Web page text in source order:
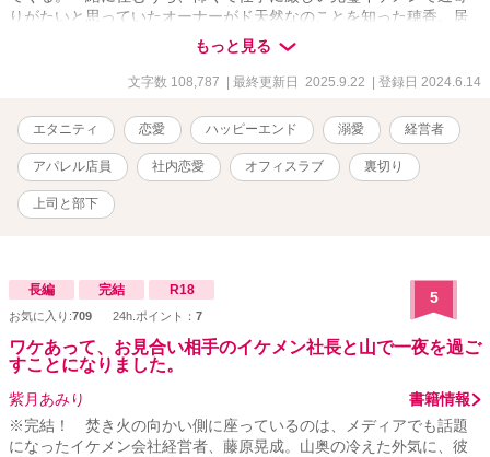
りがたいと思っていたオーナーがド天然なのことを知った穂香。居
候しながら彼のフォローをしていくうちに、その意外性に惹かれて
もっと見る
文字数 108,787 | 最終更新日 2025.9.22 | 登録日 2024.6.14
エタニティ 恋愛 ハッピーエンド 溺愛 経営者
アパレル店員 社内恋愛 オフィスラブ 裏切り
上司と部下
長編 完結 R18
お気に入り:709 24h.ポイント： 7
5
ワケあって、お見合い相手のイケメン社長と山で一夜を過ご
すことになりました。
紫月あみり
書籍情報
※完結！ 焚き火の向かい側に座っているのは、メディアでも話題
になったイケメン会社経営者、藤原晃成。山奥の冷えた外気に、彼